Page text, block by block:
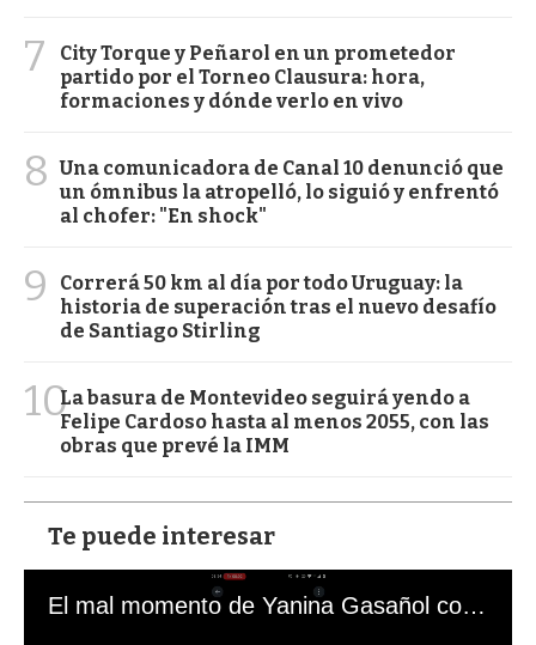
7
City Torque y Peñarol en un prometedor
partido por el Torneo Clausura: hora,
formaciones y dónde verlo en vivo
8 Una comunicadora de Canal 10 denunció que
un ómnibus la atropelló, lo siguió y enfrentó
al chofer: "En shock"
9
Correrá 50 km al día por todo Uruguay: la
historia de superación tras el nuevo desafío
de Santiago Stirling
10La basura de Montevideo seguirá yendo a
Felipe Cardoso hasta al menos 2055, con las
obras que prevé la IMM
Te puede interesar
El mal momento de Yanina Gasañol con un hincha argentino en "Subrayado"